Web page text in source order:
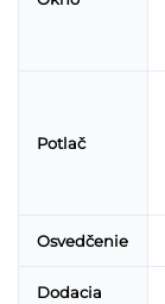
Potlač
Osvedčenie
Dodacia